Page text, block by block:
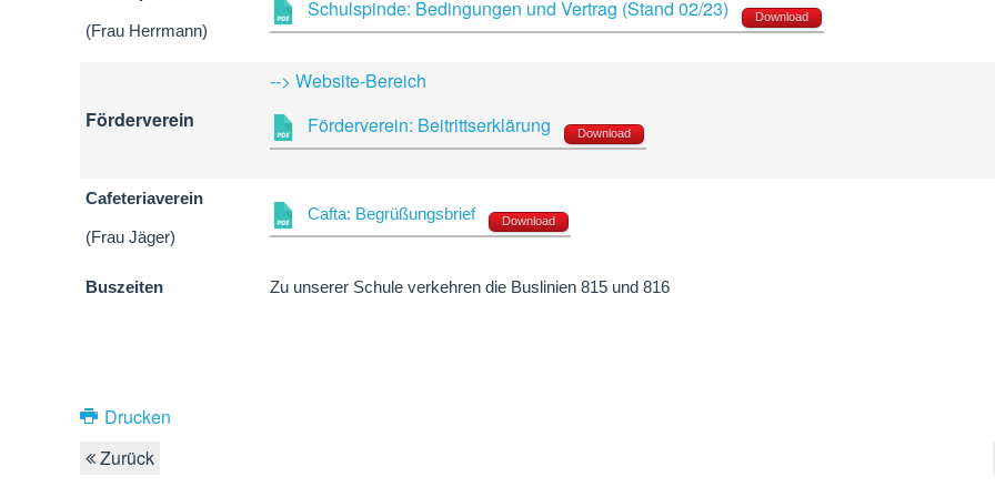
(Frau Herrmann)
Schulspinde: Bedingungen und Vertrag (Stand 02/23) Download
Förderverein
--> Website-Bereich
Förderverein: Beitrittserklärung
Download
Cafeteriaverein
(Frau Jäger)
Cafta: Begrüßungsbrief Download
Buszeiten Zu unserer Schule verkehren die Buslinien 815 und 816
Drucken
Zurück